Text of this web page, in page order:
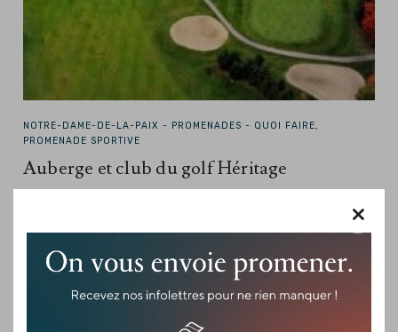
×
NOTRE-DAME-DE-LA-PAIX - PROMENADES - QUOI FAIRE,
PROMENADE SPORTIVE
Auberge et club du golf Héritage
l’accueil est chaleureux dans ce magnifique chalet en rondins
Je veux plus de détails